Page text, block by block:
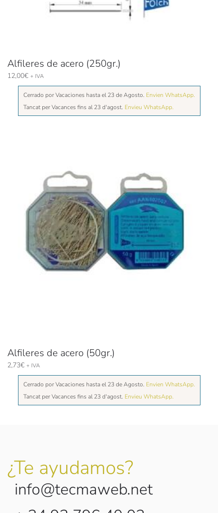
Alfileres de acero (250gr.)
12,00€ + IVA
Cerrado por Vacaciones hasta el 23 de Agosto. Envien WhatsApp.
Tancat per Vacances fins al 23 d'agost. Envieu WhatsApp.
Alfileres de acero (50gr.)
2,73€ + IVA
Cerrado por Vacaciones hasta el 23 de Agosto. Envien WhatsApp.
Tancat per Vacances fins al 23 d'agost. Envieu WhatsApp.
¿Te ayudamos?
info@tecmaweb.net